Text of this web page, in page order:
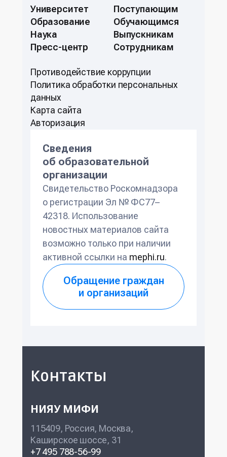
Университет
Образование
Наука
Пресс-центр
Поступающим
Обучающимся
Выпускникам
Сотрудникам
Противодействие коррупции
Политикa обработки персональных
данных
Карта сайта
Авторизация
Сведения
об образовательной
организации
Свидетельство Роскомнадзора
о регистрации Эл № ФС77–
42318. Использование
новостных материалов сайта
возможно только при наличии
активной ссылки на mephi.ru.
Обращение граждан
и организаций
Контакты
НИЯУ МИФИ
115409, Россия, Москва,
Каширское шоссе, 31
+7 495 788-56-99